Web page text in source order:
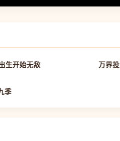
第70集已完结
生开始无敌 万界
季